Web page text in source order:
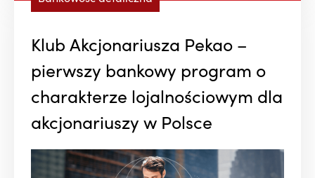
Klub Akcjonariusza Pekao –
pierwszy bankowy program o
charakterze lojalnościowym dla
akcjonariuszy w Polsce